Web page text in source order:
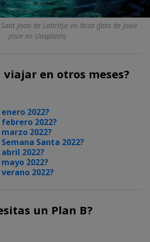
Joan de Labritja en Ibiza (foto de Josie
Josie en Unsplash)
viajar en otros meses?
2022?
2022?
2022?
Santa 2022?
2022?
2022?
2022?
un Plan B?